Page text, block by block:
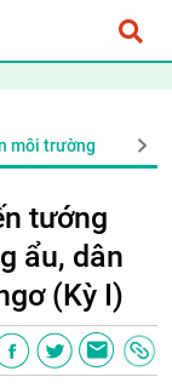
môi trường Xã
tướng
ẩu, dân
(Kỳ I)